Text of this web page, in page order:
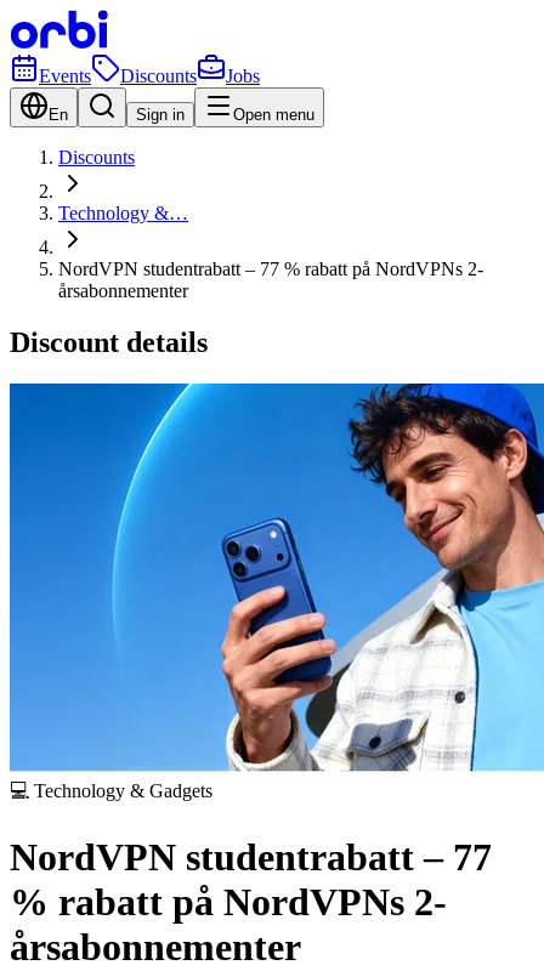
Events Discounts Jobs
En Sign in Open menu
Discounts
Technology &…
NordVPN studentrabatt – 77 % rabatt på NordVPNs 2-
årsabonnementer
Discount details
💻 Technology & Gadgets
NordVPN studentrabatt – 77
% rabatt på NordVPNs 2-
årsabonnementer